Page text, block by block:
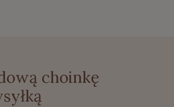
choinkę